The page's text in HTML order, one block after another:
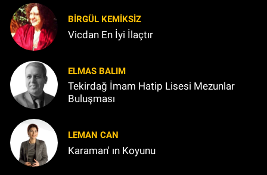
BIRGÜL KEMİKSİZ
Vicdan En İyi İlaçtır
ELMAS BALIM
Tekirdağ İmam Hatip Lisesi Mezunlar
Buluşması
LEMAN CAN
Karaman' ın Koyunu